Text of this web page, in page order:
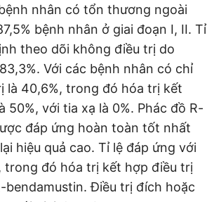
nhân có tổn thương ngoài
bệnh nhân ở giai đoạn I, II. Tỉ
theo dõi không điều trị do
Với các bệnh nhân có chỉ
là 40,6%, trong đó hóa trị kết
với tia xạ là 0%. Phác đồ R-
đáp ứng hoàn toàn tốt nhất
hiệu quả cao. Tỉ lệ đáp ứng với
trong đó hóa trị kết hợp điều trị
bendamustin. Điều trị đích hoặc